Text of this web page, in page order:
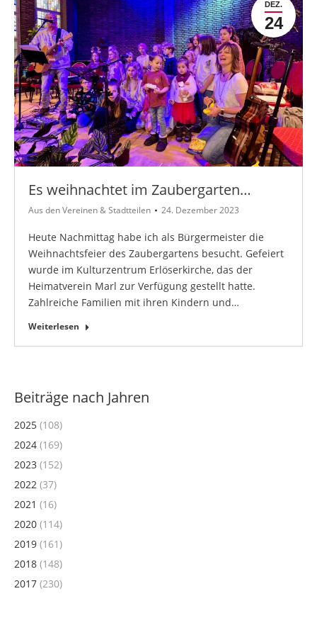
DEZ.
24
Es weihnachtet im Zaubergarten…
Aus den Vereinen & Stadtteilen 24. Dezember 2023
Heute Nachmittag habe ich als Bürgermeister die
Weihnachtsfeier des Zaubergartens besucht. Gefeiert
wurde im Kulturzentrum Erlöserkirche, das der
Heimatverein Marl zur Verfügung gestellt hatte.
Zahlreiche Familien mit ihren Kindern und…
Weiterlesen
Beiträge nach Jahren
2025 (108)
2024 (169)
2023 (152)
2022 (37)
2021 (16)
2020 (114)
2019 (161)
2018 (148)
2017 (230)